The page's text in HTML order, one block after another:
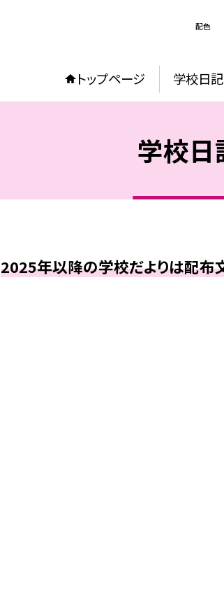
配色
トップページ 学校日記
学校日
2025年以降の学校だよりは配布